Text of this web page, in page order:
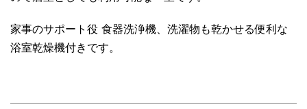
家事のサポート役 食器洗浄機、洗濯物も乾かせる便利な
浴室乾燥機付きです。